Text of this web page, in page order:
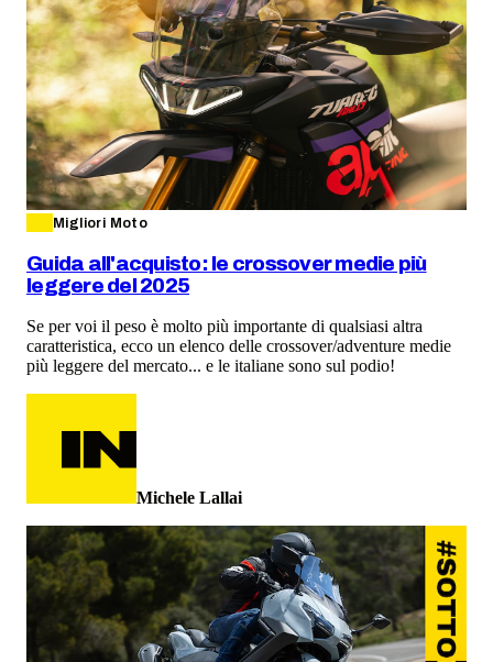
Migliori Moto
Guida all'acquisto: le crossover medie più
leggere del 2025
Se per voi il peso è molto più importante di qualsiasi altra
caratteristica, ecco un elenco delle crossover/adventure medie
più leggere del mercato... e le italiane sono sul podio!
Michele Lallai